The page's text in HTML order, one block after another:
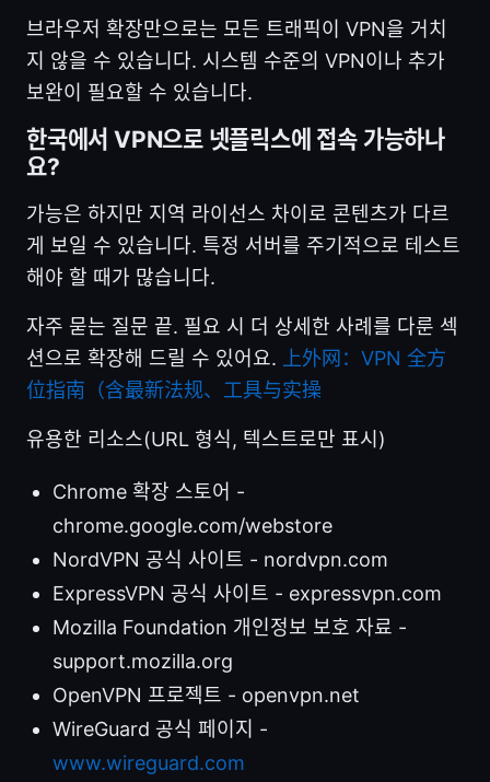
브라우저 확장만으로는 모든 트래픽이 VPN을 거치
지 않을 수 있습니다. 시스템 수준의 VPN이나 추가
보완이 필요할 수 있습니다.
한국에서 VPN으로 넷플릭스에 접속 가능하나
요?
가능은 하지만 지역 라이선스 차이로 콘텐츠가 다르
게 보일 수 있습니다. 특정 서버를 주기적으로 테스트
해야 할 때가 많습니다.
자주 묻는 질문 끝. 필요 시 더 상세한 사례를 다룬 섹
션으로 확장해 드릴 수 있어요.
上外网：VPN 全方
位指南（含最新法规、工具与实操
유용한 리소스(URL 형식, 텍스트로만 표시)
Chrome 확장 스토어 -
chrome.google.com/webstore
NordVPN 공식 사이트 - nordvpn.com
ExpressVPN 공식 사이트 - expressvpn.com
Mozilla Foundation 개인정보 보호 자료 -
support.mozilla.org
OpenVPN 프로젝트 - openvpn.net
WireGuard 공식 페이지 -
www.wireguard.com